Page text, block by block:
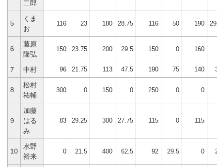
二郎
5
くま
お
116 23 180 28.75 116 50 190
6
藤原
隆弘
150 23.75 200 29.5 150 0 160
7 中村 96 21.75 113 47.5 190 75 140
8
松村
祐輔
300 0 150 0 250 0 0
9
加藤
はる
み
83 29.25 300 27.75 115 0 115
10
水野
裕来
0 21.5 400 62.5 92 29.5 0